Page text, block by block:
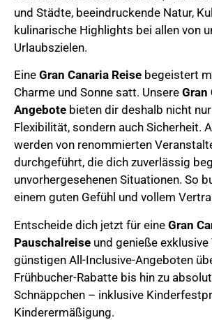
und Städte, beeindruckende Natur,
kulinarische Highlights bei allen von
Urlaubszielen.
Eine Gran Canaria Reise begeistert
Charme und Sonne satt. Unsere Gran
Angebote bieten dir deshalb nicht
Flexibilität, sondern auch Sicherheit.
werden von renommierten
durchgeführt, die dich zuverlässig
unvorhergesehenen Situationen. So
einem guten Gefühl und vollem
Entscheide dich jetzt für eine Gran
Pauschalreise und genieße
günstigen All-Inclusive-Angeboten
Frühbucher-Rabatte bis hin zu
Schnäppchen – inklusive
Kinderermäßigung.